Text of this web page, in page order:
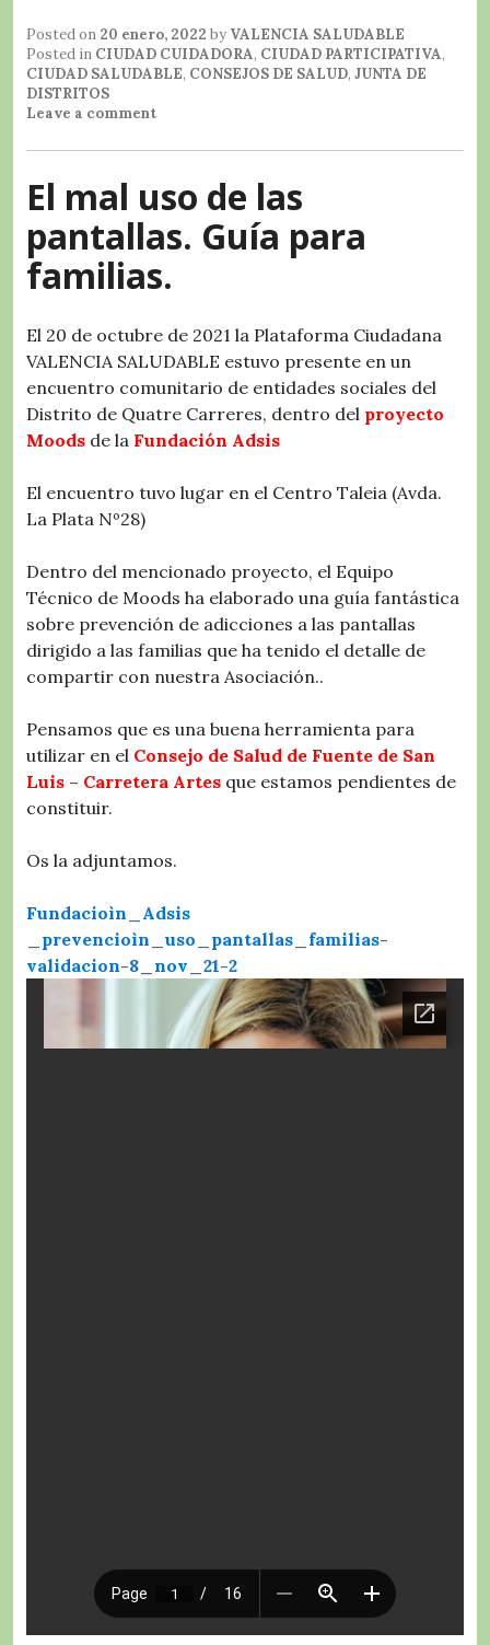
c
e
b
o
k
it
te
at
s
A
p
e
g
m
p
Posted on 20 enero, 2022 by VALENCIA SALUDABLE
Posted in CIUDAD CUIDADORA, CIUDAD PARTICIPATIVA,
CIUDAD SALUDABLE, CONSEJOS DE SALUD, JUNTA DE
DISTRITOS
Leave a comment
El mal uso de las
pantallas. Guía para
familias.
El 20 de octubre de 2021 la Plataforma Ciudadana
VALENCIA SALUDABLE estuvo presente en un
encuentro comunitario de entidades sociales del
Distrito de Quatre Carreres, dentro del proyecto
Moods de la Fundación Adsis
El encuentro tuvo lugar en el Centro Taleia (Avda.
La Plata Nº28)
Dentro del mencionado proyecto, el Equipo
Técnico de Moods ha elaborado una guía fantástica
sobre prevención de adicciones a las pantallas
dirigido a las familias que ha tenido el detalle de
compartir con nuestra Asociación..
Pensamos que es una buena herramienta para
utilizar en el Consejo de Salud de Fuente de San
Luis – Carretera Artes que estamos pendientes de
constituir.
Os la adjuntamos.
Fundacioìn_Adsis
_prevencioìn_uso_pantallas_familias-
validacion-8_nov_21-2